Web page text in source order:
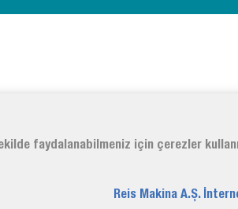
faydalanabilmeniz için çerezler
Reis Makina A.Ş.